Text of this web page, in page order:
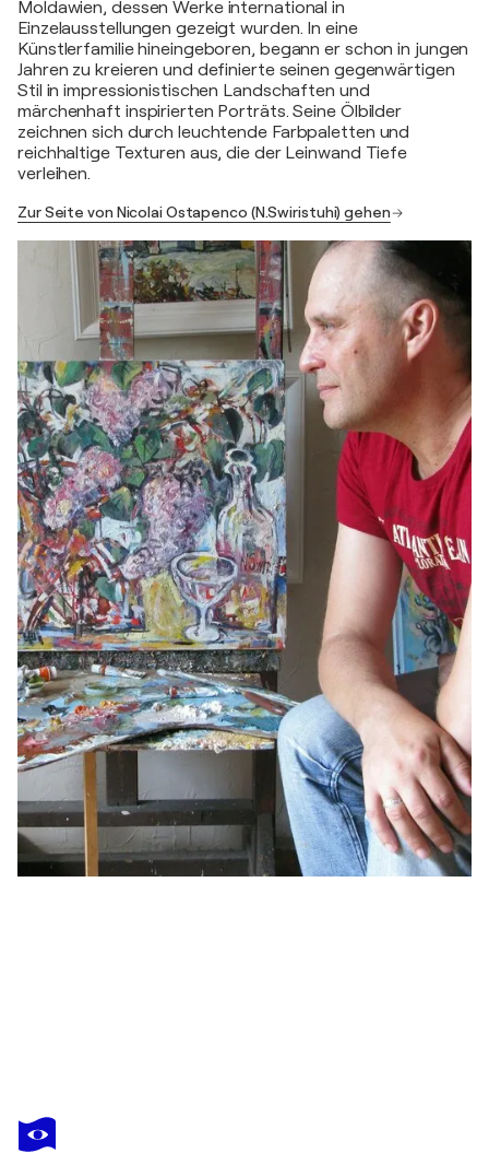
Moldawien, dessen Werke international in
Einzelausstellungen gezeigt wurden. In eine
Künstlerfamilie hineingeboren, begann er schon in jungen
Jahren zu kreieren und definierte seinen gegenwärtigen
Stil in impressionistischen Landschaften und
märchenhaft inspirierten Porträts. Seine Ölbilder
zeichnen sich durch leuchtende Farbpaletten und
reichhaltige Texturen aus, die der Leinwand Tiefe
verleihen.
Zur Seite von Nicolai Ostapenco (N.Swiristuhi) gehen
NICOLAI OSTAPENCO (N.SWIRISTUHI)
How does spring smell?